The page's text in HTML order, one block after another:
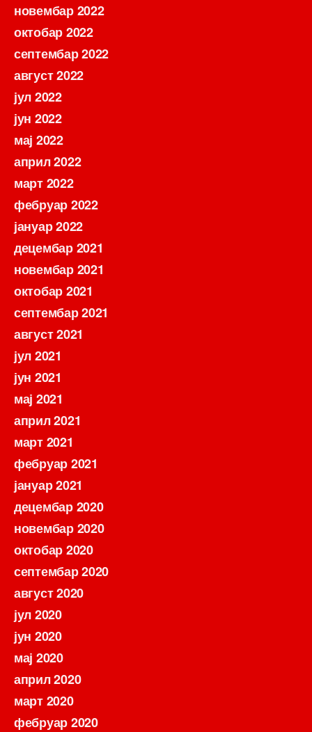
новембар 2022
октобар 2022
септембар 2022
август 2022
јул 2022
јун 2022
мај 2022
април 2022
март 2022
фебруар 2022
јануар 2022
децембар 2021
новембар 2021
октобар 2021
септембар 2021
август 2021
јул 2021
јун 2021
мај 2021
април 2021
март 2021
фебруар 2021
јануар 2021
децембар 2020
новембар 2020
октобар 2020
септембар 2020
август 2020
јул 2020
јун 2020
мај 2020
април 2020
март 2020
фебруар 2020